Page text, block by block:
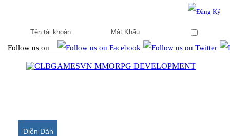
Follow us on
Diễn Đàn